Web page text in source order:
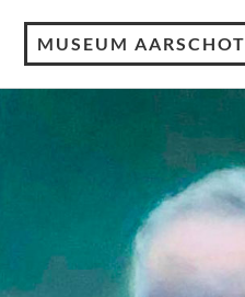
MUSEUM AARSCHOT